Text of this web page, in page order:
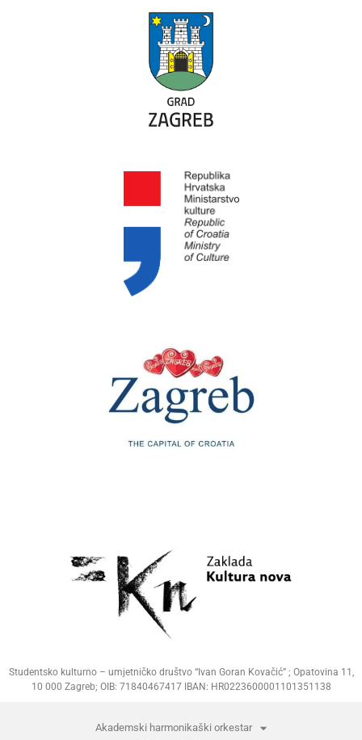
Studentsko kulturno – umjetničko društvo “Ivan Goran Kovačić” ; Opatovina 11,
10 000 Zagreb; OIB: 71840467417 IBAN: HR0223600001101351138
Akademski harmonikaški orkestar